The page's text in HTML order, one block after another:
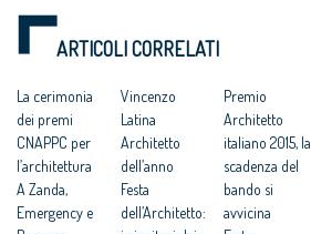
dell'architettura 2015”,
“Raffaele Sirica 2015,
Start up giovani
riuso e nella loro
ARTICOLI CORRELATI
La cerimonia
dei premi
CNAPPC per
l’architettura
A Zanda,
Emergency e
Vincenzo
Latina
Architetto
dell’anno
Festa
dell’Architetto:
Premio
Architetto
italiano 2015, la
scadenza del
bando si
avvicina